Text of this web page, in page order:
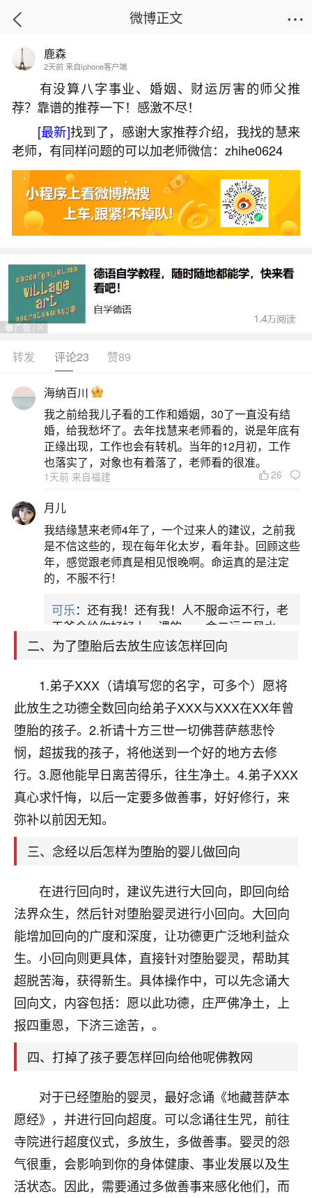
首页
堕胎婴灵怎么做回向？
2026-06-30 17:52:54 11 10 赞
生活中像堕胎婴灵怎么做回向？都是很常见的
问题，但是小问题不注意可能会引起大麻烦，下面
就这个问题给大家做一些解读：
一、怎样为堕胎灵婴超度
超度堕胎灵婴的方法多种多样，其中一种常见
的方式是通过念诵佛号并进行功德回向。选择一个
安静的地方，双手合十，开始念诵“南无阿弥陀佛”，
可以多念几遍。完成后，进行回向，即在心中默
念：愿以此功德，让我的堕胎婴灵与佛结缘，离苦
得乐，往生极乐。这种做法应频繁进行，以期达到
更好的超度效果。在进行超度的过程中，
二、为了堕胎后去放生应该怎样回向
1.弟子XXX（请填写您的名字，可多个）愿将
此放生之功德全数回向给弟子XXX与XXX在XX年曾
堕胎的孩子。2.祈请十方三世一切佛菩萨慈悲怜
悯，超拔我的孩子，将他送到一个好的地方去修
行。3.愿他能早日离苦得乐，往生净土。4.弟子XXX
真心求忏悔，以后一定要多做善事，好好修行，来
弥补以前因无知。
三、念经以后怎样为堕胎的婴儿做回向
在进行回向时，建议先进行大回向，即回向给
法界众生，然后针对堕胎婴灵进行小回向。大回向
能增加回向的广度和深度，让功德更广泛地利益众
生。小回向则更具体，直接针对堕胎婴灵，帮助其
超脱苦海，获得新生。具体操作中，可以先念诵大
回向文，内容包括：愿以此功德，庄严佛净土，上
报四重恩，下济三途苦，。
四、打掉了孩子要怎样回向给他呢佛教网
对于已经堕胎的婴灵，最好念诵《地藏菩萨本
愿经》，并进行回向超度。可以念诵往生咒，前往
寺院进行超度仪式，多放生，多做善事。婴灵的怨
气很重，会影响到你的身体健康、事业发展以及生
活状态。因此，需要通过多做善事来感化他们，而
微博正文
鹿森
2天前 来自iphone客户端
有没算八字事业、婚姻、财运厉害的师父推
荐？靠谱的推荐一下！感激不尽！
[最新]找到了，感谢大家推荐介绍，我找的慧来
老师，有同样问题的可以加老师微信：zhihe0624
转发 评论23 赞89
海纳百川
我之前给我儿子看的工作和婚姻，30了一直没有结
婚，给我愁坏了。去年找慧来老师看的，说是年底有
正缘出现，工作也会有转机。当年的12月初，工作
也落实了，对象也有着落了，老师看的很准。
1天前 来自福建 26
月儿
我结缘慧来老师4年了，一个过来人的建议，之前我
是不信这些的，现在每年化太岁，看年卦。回顾这些
年，感觉跟老师真是相见恨晚啊。命运真的是注定
的，不服不行！
可乐：还有我！还有我！人不服命运不行，老
天爷会给你好好上一课的。一命二运三风水，
哪样不服都不行！
卦，认识老师3年了，都是缘分啊！
17分钟前 来自湖北 19
心若莲花
我是做餐饮的，这两年，生意屡屡受挫，店开一家关
一家，要么生意不好，生意好的就出事。前些年攒的
家底快败光了，真是倒霉！我也想找人看看到底怎么
回事？
啊！
是我从找店开始都是找慧来老师跟进的，选
址、风水、还有开业日子，哪哪都看了，虽然
大环境不好，但是我家生意还可以，前几天又
刚找老师做了补财库，希望财运更好一点！
2小时前 来自海南 18
梦醒时分
我女儿高二叛逆，大半年不上学，一说她就要死要活
师，一开始我是病急乱投医，这半年来，法事一个个
大学，只要能安安稳稳的把书读了，身体心理都健健
康康的我就很知足了！
鹿森：可怜天下父母心啊！
3小时前 来自河北 16